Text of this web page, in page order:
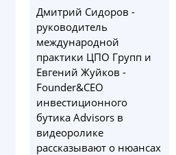
Дмитрий Сидоров -
руководитель
международной
практики ЦПО Групп и
Евгений Жуйков -
Founder&CEO
инвестиционного
бутика Advisors в
видеоролике
рассказывают о нюансах